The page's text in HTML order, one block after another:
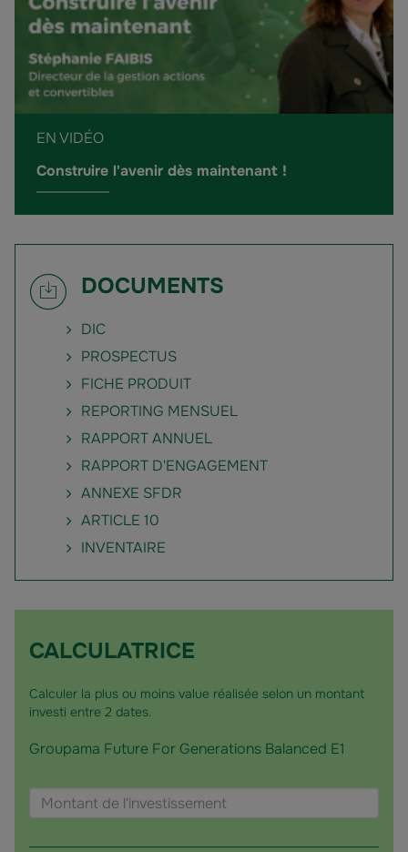
EN VIDÉO
Construire l'avenir dès maintenant !
DOCUMENTS
DIC
PROSPECTUS
FICHE PRODUIT
REPORTING MENSUEL
RAPPORT ANNUEL
RAPPORT D'ENGAGEMENT
ANNEXE SFDR
ARTICLE 10
INVENTAIRE
CALCULATRICE
Calculer la plus ou moins value réalisée selon un montant
investi entre 2 dates.
Groupama Future For Generations Balanced E1
fonds
Montant
de